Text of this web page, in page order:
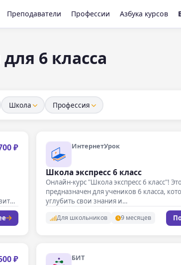
Преподаватели Профессии Азбука курсов
6 класса
Школа Профессия
₽ ИнтернетУрок
Школа экспресс 6 класс
Онлайн-курс "Школа экспресс 6 класс"!
предназначен для учеников 6 класса,
углубить свои знания и…
Для школьников 9 месяцев
₽ БИТ